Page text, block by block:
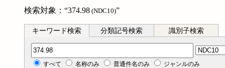
検索対象：“374.98 (NDC10)”
キーワード検索 分類記号検索 識別子検索
分類記号検索
すべて 名称のみ 普通件名のみ ジャンルのみ